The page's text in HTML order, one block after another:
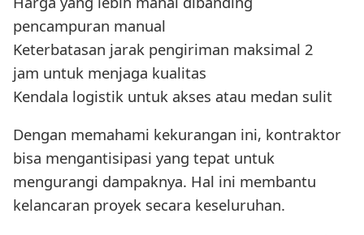
pencampuran manual
Keterbatasan jarak pengiriman maksimal 2
jam untuk menjaga kualitas
Kendala logistik untuk akses atau medan sulit
Dengan memahami kekurangan ini, kontraktor
bisa mengantisipasi yang tepat untuk
mengurangi dampaknya. Hal ini membantu
kelancaran proyek secara keseluruhan.